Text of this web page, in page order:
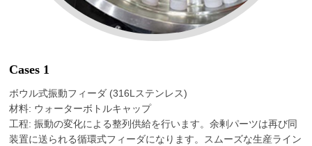
Cases 1
ボウル式振動フィーダ (316Lステンレス)
材料: ウォーターボトルキャップ
工程: 振動の変化による整列供給を行います。余剰パーツは再び同
装置に送られる循環式フィーダになります。スムーズな生産ライン